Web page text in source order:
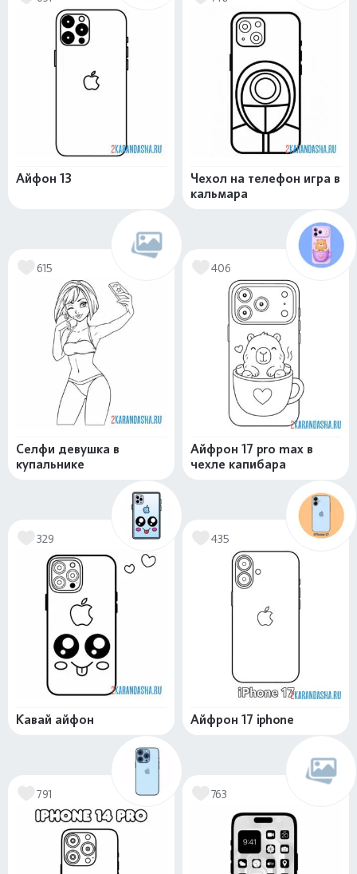
Айфон 13
Чехол на телефон игра в
кальмара
615
Селфи девушка в
купальнике
406
Айфрон 17 pro max в
чехле капибара
329
Кавай айфон
435
Айфрон 17 iphone
791 763